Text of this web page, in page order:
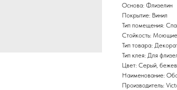
Основа: Флизелин
Покрытие: Винил
Тип помещения:
Стойкость:
Тип товара:
Тип клея: Для
Цвет: Серый,
Наименование:
Производитель: